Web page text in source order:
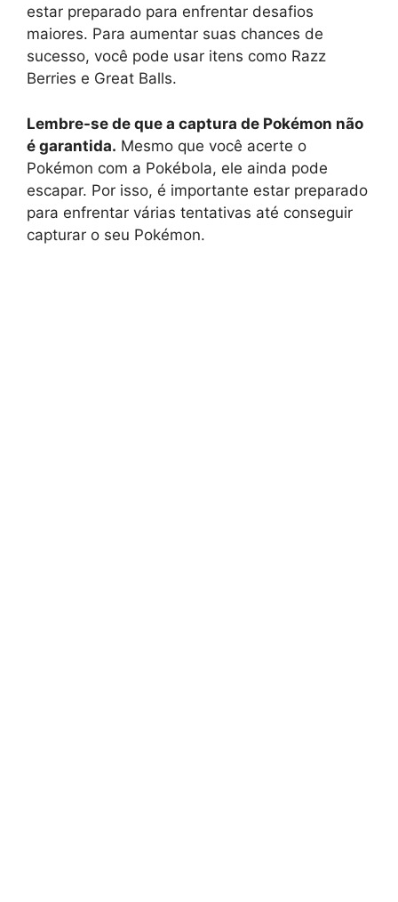
estar preparado para enfrentar desafios
maiores. Para aumentar suas chances de
sucesso, você pode usar itens como Razz
Berries e Great Balls.
Lembre-se de que a captura de Pokémon não
é garantida. Mesmo que você acerte o
Pokémon com a Pokébola, ele ainda pode
escapar. Por isso, é importante estar preparado
para enfrentar várias tentativas até conseguir
capturar o seu Pokémon.